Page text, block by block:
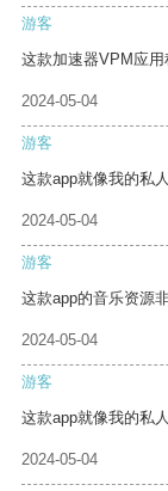
游客
这款加速器VPM应用
2024-05-04
游客
这款app就像我的私
2024-05-04
游客
这款app的音乐资源
2024-05-04
游客
这款app就像我的私
2024-05-04